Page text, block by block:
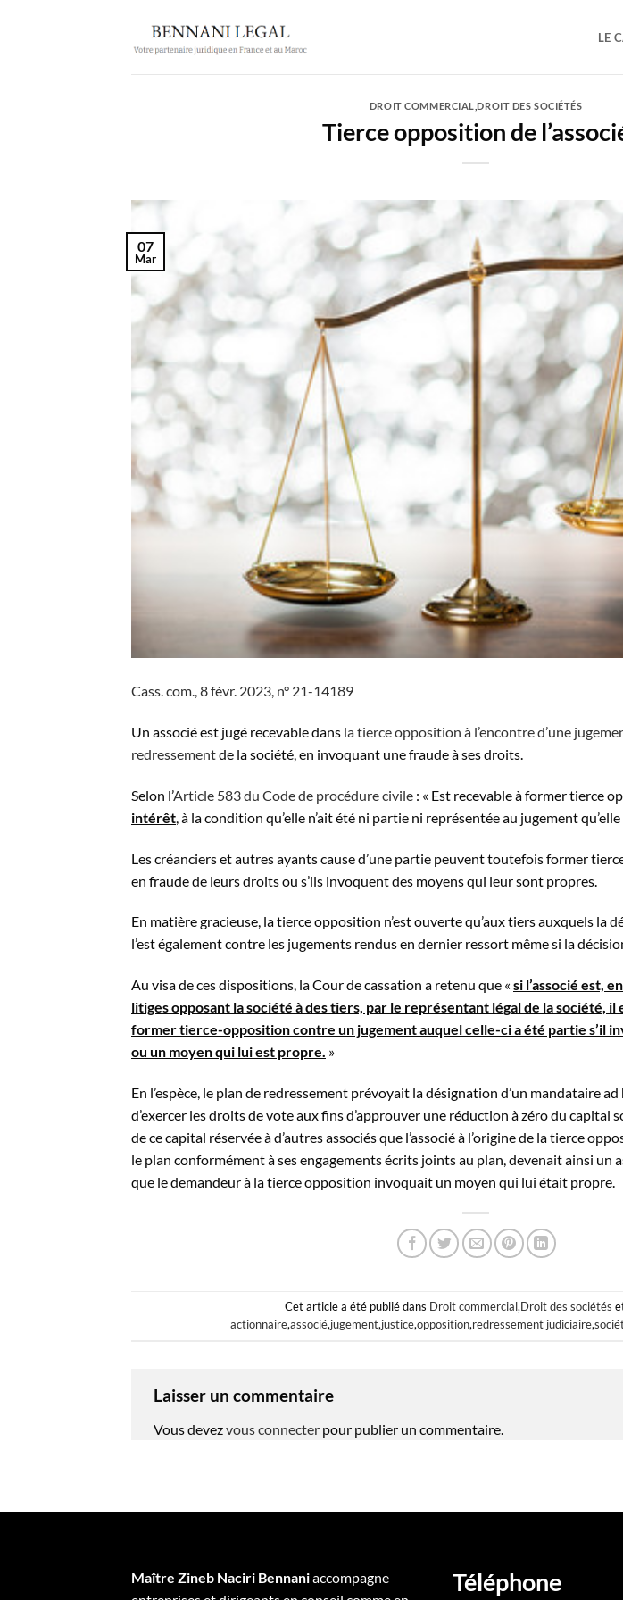
LE
DROIT COMMERCIAL ,DROIT DES SOCIÉTÉS
Tierce opposition de
07
Mar
Cass. com., 8 févr. 2023, n° 21-14189
Un associé est jugé recevable dans la tierce opposition à l’encontre d’une
redressementde la société, en invoquant une fraude à ses droits.
Selon l’Article 583 du Code de procédure civile : « Est recevable à former tierce
intérêt , à la condition qu’elle n’ait été ni partie ni représentée au jugement
Les créanciers et autres ayants cause d’une partie peuvent toutefois former
en fraude de leurs droits ou s’ils invoquent des moyens qui leur sont propres.
En matière gracieuse, la tierce opposition n’est ouverte qu’aux tiers auxquels la
l’est également contre les jugements rendus en dernier ressort même si la
Au visa de ces dispositions, la Cour de cassation a retenu que « si l’associé est,
litiges opposant la société à des tiers, par le représentant légal de la société, il
former tierce-opposition contre un jugement auquel celle-ci a été partie s’il
ou un moyen qui lui est propre. »
En l’espèce, le plan de redressement prévoyait la désignation d’un mandataire
d’exercer les droits de vote aux fins d’approuver une réduction à zéro du capital
de ce capital réservée à d’autres associés que l’associé à l’origine de la tierce
le plan conformément à ses engagements écrits joints au plan, devenait ainsi un
que le demandeur à la tierce opposition invoquait un moyen qui lui était propre.
Cet article a été publié dans Droit commercial,Droit des sociétés
actionnaire,associé,jugement,justice,opposition,redressement judiciaire,
Laisser un commentaire
Vous devezvous connecter pour publier un commentaire.
Maître Zineb Naciri Bennaniaccompagne
Téléphone